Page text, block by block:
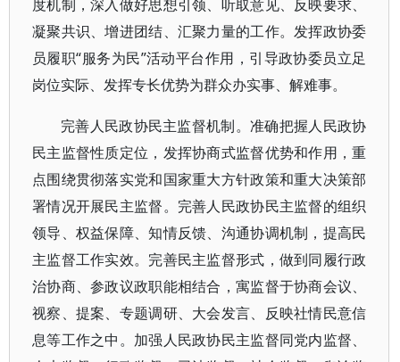
度机制，深入做好思想引领、听取意见、反映要求、
凝聚共识、增进团结、汇聚力量的工作。发挥政协委
员履职“服务为民”活动平台作用，引导政协委员立足
岗位实际、发挥专长优势为群众办实事、解难事。
完善人民政协民主监督机制。准确把握人民政协
民主监督性质定位，发挥协商式监督优势和作用，重
点围绕贯彻落实党和国家重大方针政策和重大决策部
署情况开展民主监督。完善人民政协民主监督的组织
领导、权益保障、知情反馈、沟通协调机制，提高民
主监督工作实效。完善民主监督形式，做到同履行政
治协商、参政议政职能相结合，寓监督于协商会议、
视察、提案、专题调研、大会发言、反映社情民意信
息等工作之中。加强人民政协民主监督同党内监督、